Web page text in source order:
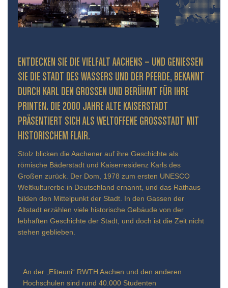
ENTDECKEN SIE DIE VIELFALT AACHENS – UND GENIESSEN S
IE DIE STADT DES WASSERS UND DER PFERDE, BEKANNT D
URCH KARL DEN GROSSEN UND BERÜHMT FÜR IHRE PR
INTEN. DIE 2000 JAHRE ALTE KAISERSTADT PR
ÄSENTIERT SICH ALS WELTOFFENE GROSSSTADT MIT HIS
TORISCHEM FLAIR.
Stolz blicken die Aachener auf ihre Geschichte als
römische Bäderstadt und Kaiserresidenz Karls des
Großen zurück. Der Dom, 1978 zum ersten UNESCO
Weltkulturerbe in Deutschland ernannt, und das Rathaus
bilden den Mittelpunkt der Stadt. In den Gassen der
Altstadt erzählen viele historische Gebäude von der
lebhaften Geschichte der Stadt, und doch ist die Zeit nicht
stehen geblieben.
An der „Eliteuni“ RWTH Aachen und den anderen
Hochschulen sind rund 40.000 Studenten